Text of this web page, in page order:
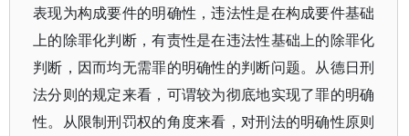
表现为构成要件的明确性，违法性是在构成要件基础
上的除罪化判断，有责性是在违法性基础上的除罪化
判断，因而均无需罪的明确性的判断问题。从德日刑
法分则的规定来看，可谓较为彻底地实现了罪的明确
性。从限制刑罚权的角度来看，对刑法的明确性原则